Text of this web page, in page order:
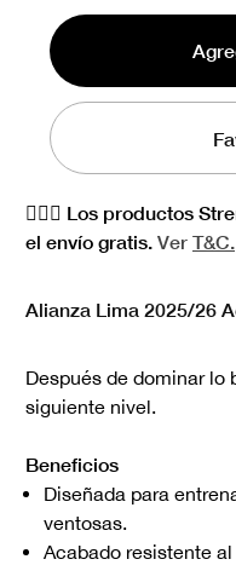
🏋🏻‍♀️ Los productos
el envío gratis. Ver T&C.
Alianza Lima 2025/26
Después de dominar lo
siguiente nivel.
Beneficios
Diseñada para
ventosas.
Acabado resistente